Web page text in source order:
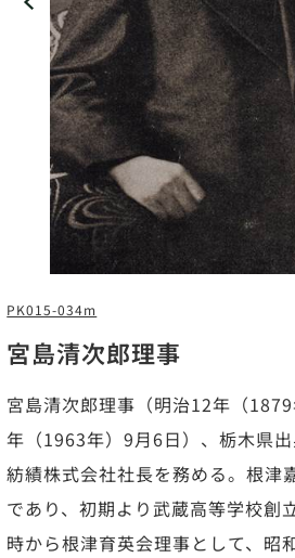
PK015-034m
宮島清次郎理事
宮島清次郎理事（明治12年（
年（1963年）9月6日）、栃木県
紡績株式会社社長を務める。根津
であり、初期より武蔵高等学校創
時から根津育英会理事として、昭